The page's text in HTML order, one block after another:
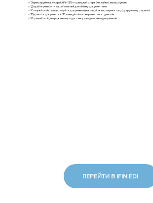
✅ Зареєструйтесь у сервісі iFin EDI — швидкий старт без зайвих налаштувань
✅ Додайте реквізити вашої компанії для обміну документами
✅ Створюйте або завантажуйте документи (накладні, акти, рахунки тощо) у зручному форматі
✅ Підпишіть документи КЕП та надішліть контрагентам в один клік
✅ Отримайте підтвердження про доставку та підписання документів
ПЕРЕЙТИ В IFIN EDI